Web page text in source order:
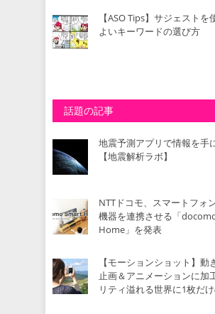
【ASO Tips】サジェスト
よいキーワードの選び方
話題の記事
地震予測アプリで情報を手
【地震解析ラボ】
NTTドコモ、スマートフォ
機器を連携させる「
Home」を発表
【モーションショット】動
止画＆アニメーションに
リティ溢れる世界に1枚だ